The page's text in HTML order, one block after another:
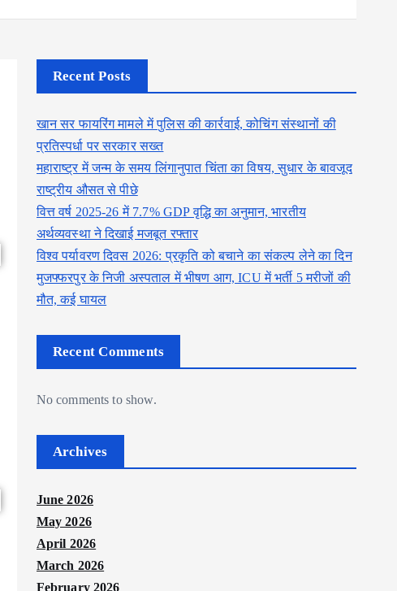
Recent Posts
खान सर फायरिंग मामले में पुलिस की कार्रवाई, कोचिंग संस्थानों की
प्रतिस्पर्धा पर सरकार सख्त
महाराष्ट्र में जन्म के समय लिंगानुपात चिंता का विषय, सुधार के बावजूद
राष्ट्रीय औसत से पीछे
वित्त वर्ष 2025-26 में 7.7% GDP वृद्धि का अनुमान, भारतीय
अर्थव्यवस्था ने दिखाई मजबूत रफ्तार
विश्व पर्यावरण दिवस 2026: प्रकृति को बचाने का संकल्प लेने का दिन
मुजफ्फरपुर के निजी अस्पताल में भीषण आग, ICU में भर्ती 5 मरीजों की
मौत, कई घायल
Recent Comments
No comments to show.
Archives
June 2026
May 2026
April 2026
March 2026
February 2026